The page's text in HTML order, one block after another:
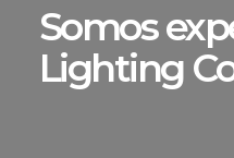
Somos
Lighting